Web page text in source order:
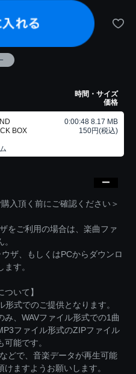
時間・サイズ
価格
BOX
0:00:48 8.17 MB
150円(税込)
入頂く前にご確認ください＞
をご利用の場合は、楽曲ファ
ザ、もしくはPCからダウンロ
す。
いて】
形式でのご提供となります。
、WAVファイル形式での1曲
ファイル形式のZIPファイル
能です。
どで、音楽データが再生可能
ますようお願いします。